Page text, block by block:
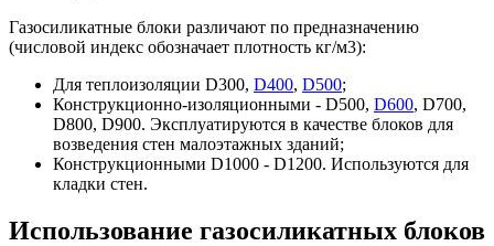
Газосиликатные блоки различают по предназначению
(числовой индекс обозначает плотность кг/м3):
Для теплоизоляции D300, D400, D500;
Конструкционно-изоляционными - D500, D600, D700,
D800, D900. Эксплуатируются в качестве блоков для
возведения стен малоэтажных зданий;
Конструкционными D1000 - D1200. Используются для
кладки стен.
Использование газосиликатных блоков